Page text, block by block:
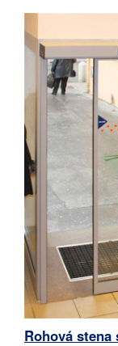
Rohová